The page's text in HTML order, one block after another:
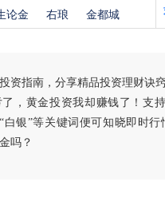
论金 右琅 金都城
资指南，分享精品投资理财诀
，黄金投资我却赚钱了！支
白银”等关键词便可知晓即时
吗？